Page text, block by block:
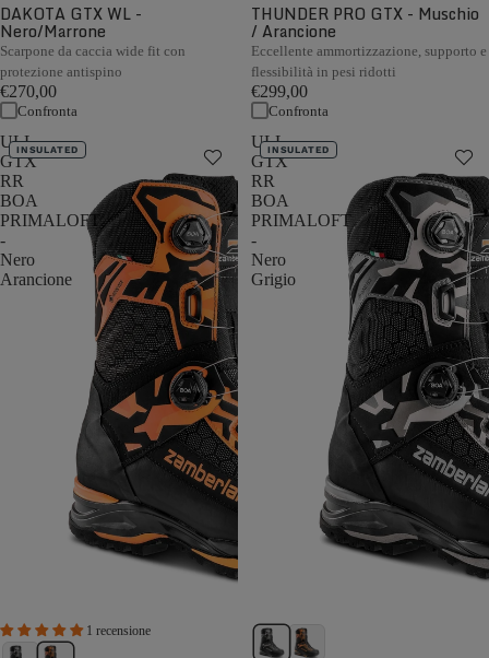
DAKOTA GTX WL -
Nero/Marrone
Scarpone da caccia wide fit con
protezione antispino
€270,00
Confronta
THUNDER PRO GTX - Muschio
/ Arancione
Eccellente ammortizzazione, supporto e
flessibilità in pesi ridotti
€299,00
Confronta
ULL
GTX
RR
BOA
PRIMALOFT
-
Nero
Arancione
1 recensione
INSULATED
ULL
GTX
RR
BOA
PRIMALOFT
-
Nero
Grigio
INSULATED